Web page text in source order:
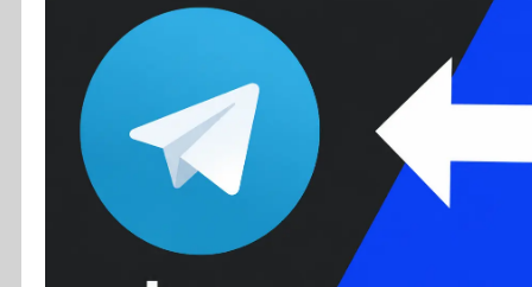
Colunas
Colaboradores